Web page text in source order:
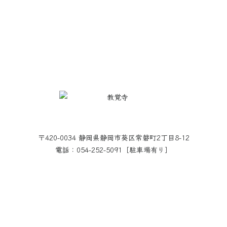
〒420-0034 静岡県静岡市葵区常磐町2丁目8-12
電話：054-252-5091［駐車場有り］